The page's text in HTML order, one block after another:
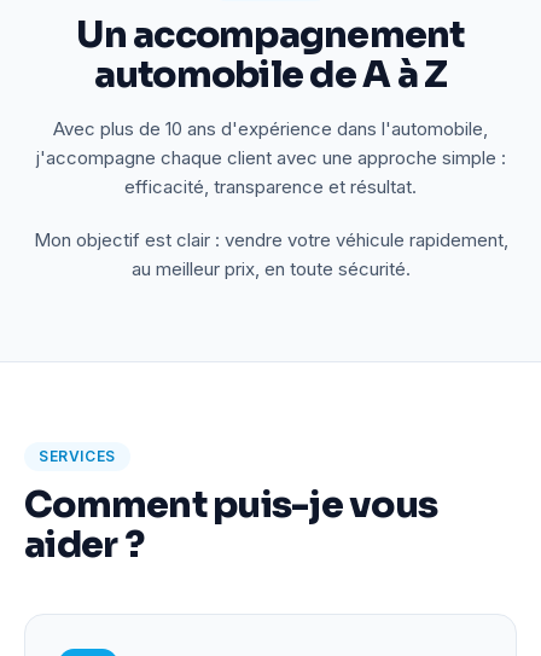
Un accompagnement
automobile de A à Z
Avec plus de 10 ans d'expérience dans l'automobile,
j'accompagne chaque client avec une approche simple :
efficacité, transparence et résultat.
Mon objectif est clair : vendre votre véhicule rapidement,
au meilleur prix, en toute sécurité.
SERVICES
Comment puis-je vous
aider ?